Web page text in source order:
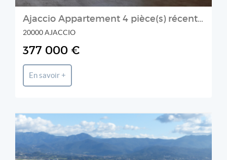
Ajaccio Appartement 4 pièce(s) récent le genovese entrée de ville belle vue
20000 AJACCIO
377 000 €
En savoir +
Prestige et Chateaux